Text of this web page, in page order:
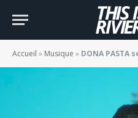
Accueil » Musique » DONA PASTA